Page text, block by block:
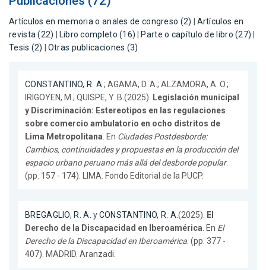
Artículos en memoria o anales de congreso (2)
Artículos en
revista (22)
Libro completo (16) Parte o capítulo de libro (27)
Tesis (2)
Otras publicaciones (3)
CONSTANTINO, R. A.; AGAMA, D. A.; ALZAMORA, A. O.;
IRIGOYEN, M.; QUISPE, Y. B.(2025).
Legislación municipal
y Discriminación: Estereotipos en las regulaciones
sobre comercio ambulatorio en ocho distritos de
Lima Metropolitana . En Ciudades Postdesborde:
Cambios, continuidades y propuestas en la producción del
espacio urbano peruano más allá del desborde popular.
(pp. 157 - 174). LIMA. Fondo Editorial de la PUCP.
BREGAGLIO, R. A. yCONSTANTINO, R. A.(2025).
El
Derecho de la Discapacidad en Iberoamérica . En El
Derecho de la Discapacidad en Iberoamérica . (pp. 377 -
407). MADRID. Aranzadi.